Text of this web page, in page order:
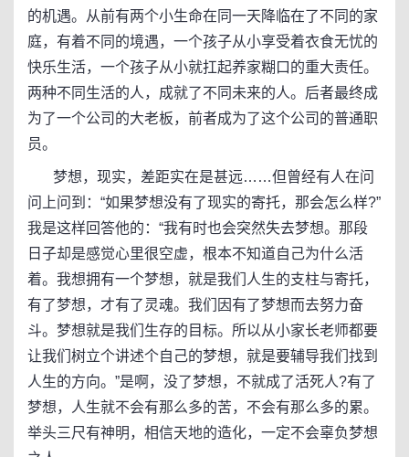
的机遇。从前有两个小生命在同一天降临在了不同的家
庭，有着不同的境遇，一个孩子从小享受着衣食无忧的
快乐生活，一个孩子从小就扛起养家糊口的重大责任。
两种不同生活的人，成就了不同未来的人。后者最终成
为了一个公司的大老板，前者成为了这个公司的普通职
员。
梦想，现实，差距实在是甚远……但曾经有人在问
问上问到：“如果梦想没有了现实的寄托，那会怎么样?”
我是这样回答他的：“我有时也会突然失去梦想。那段
日子却是感觉心里很空虚，根本不知道自己为什么活
着。我想拥有一个梦想，就是我们人生的支柱与寄托，
有了梦想，才有了灵魂。我们因有了梦想而去努力奋
斗。梦想就是我们生存的目标。所以从小家长老师都要
让我们树立个讲述个自己的梦想，就是要辅导我们找到
人生的方向。”是啊，没了梦想，不就成了活死人?有了
梦想，人生就不会有那么多的苦，不会有那么多的累。
举头三尺有神明，相信天地的造化，一定不会辜负梦想